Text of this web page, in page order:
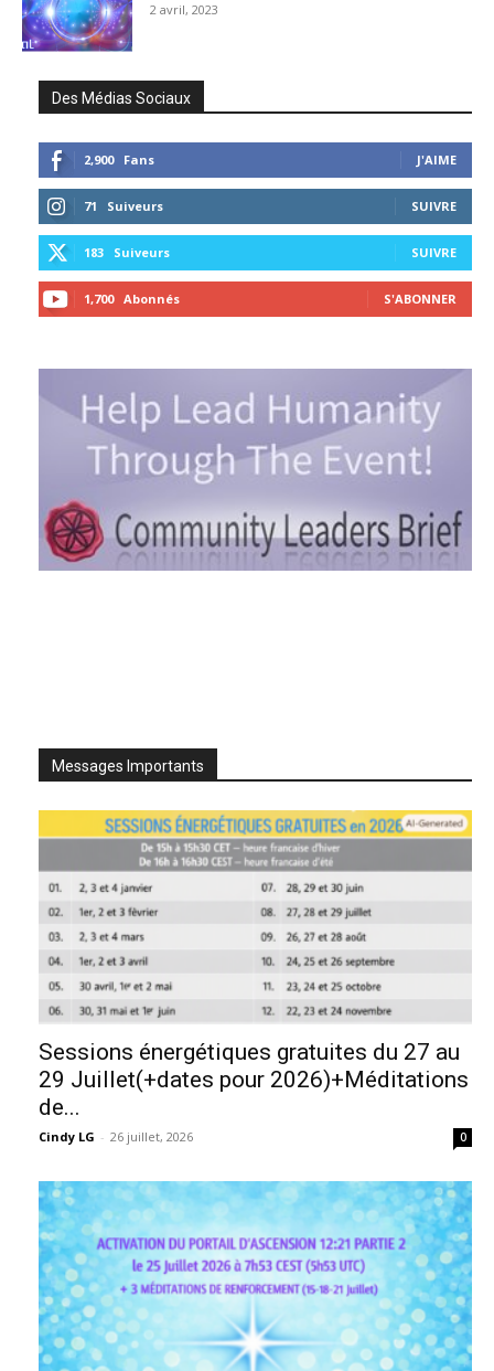
2 avril, 2023
Des Médias Sociaux
2,900 Fans J'AIME
71 Suiveurs SUIVRE
183 Suiveurs SUIVRE
1,700 Abonnés S'ABONNER
Messages Importants
Sessions énergétiques gratuites du 27 au
29 Juillet(+dates pour 2026)+Méditations
de...
Cindy LG - 26 juillet, 2026 0